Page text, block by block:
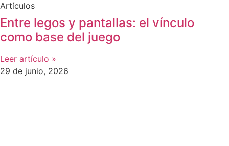
Artículos
Entre legos y pantallas: el vínculo
como base del juego
Leer artículo »
29 de junio, 2026